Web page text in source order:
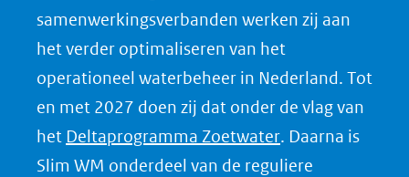
i
n
k
e
d
I
samenwerkingsverbanden werken zij aan
het verder optimaliseren van het
operationeel waterbeheer in Nederland. Tot
en met 2027 doen zij dat onder de vlag van
het Deltaprogramma Zoetwater(opent
in
. Daarna is
Slim WM onderdeel van de reguliere